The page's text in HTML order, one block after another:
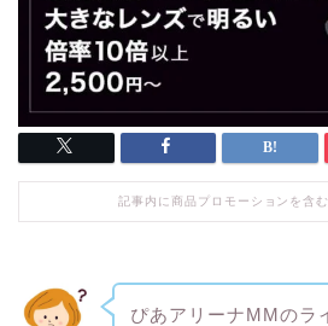
記事内に商品プロモーションを含
ぴあアリーナMMのラ